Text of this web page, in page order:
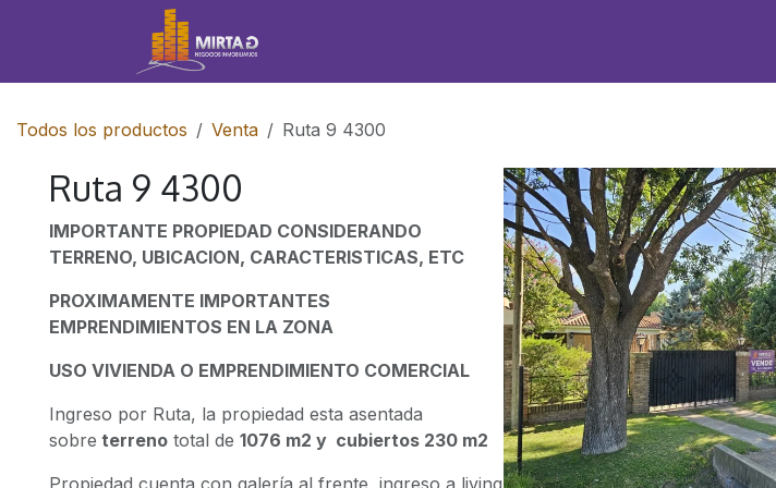
Todos los productos Venta Ruta 9 4300
Ruta 9 4300
IMPORTANTE PROPIEDAD CONSIDERANDO
TERRENO, UBICACION, CARACTERISTICAS, ETC
PROXIMAMENTE IMPORTANTES
EMPRENDIMIENTOS EN LA ZONA
USO VIVIENDA O EMPRENDIMIENTO COMERCIAL
Ingreso por Ruta, la propiedad esta asentada
sobre terreno total de1076 m2 y cubiertos 230 m2
Propiedad cuenta con galería al frente, ingreso a living